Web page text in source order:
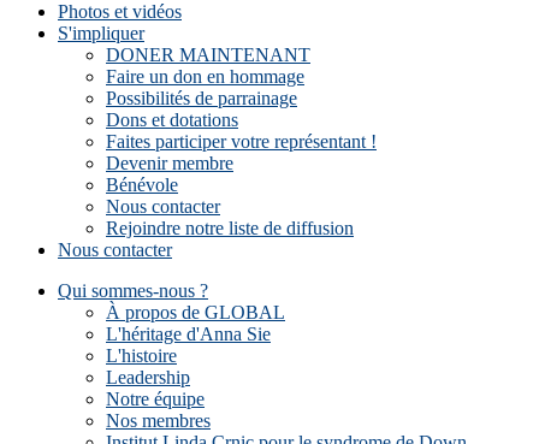
Photos et vidéos
S'impliquer
DONER MAINTENANT
Faire un don en hommage
Possibilités de parrainage
Dons et dotations
Faites participer votre représentant !
Devenir membre
Bénévole
Nous contacter
Rejoindre notre liste de diffusion
Nous contacter
Qui sommes-nous ?
À propos de GLOBAL
L'héritage d'Anna Sie
L'histoire
Leadership
Notre équipe
Nos membres